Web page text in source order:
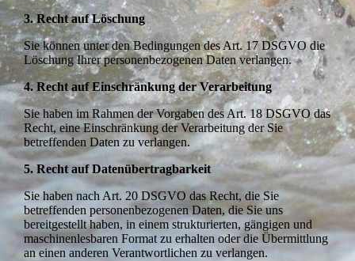
3. Recht auf Löschung
Sie können unter den Bedingungen des Art. 17 DSGVO die
Löschung Ihrer personenbezogenen Daten verlangen.
4. Recht auf Einschränkung der Verarbeitung
Sie haben im Rahmen der Vorgaben des Art. 18 DSGVO das
Recht, eine Einschränkung der Verarbeitung der Sie
betreffenden Daten zu verlangen.
5. Recht auf Datenübertragbarkeit
Sie haben nach Art. 20 DSGVO das Recht, die Sie
betreffenden personenbezogenen Daten, die Sie uns
bereitgestellt haben, in einem strukturierten, gängigen und
maschinenlesbaren Format zu erhalten oder die Übermittlung
an einen anderen Verantwortlichen zu verlangen.